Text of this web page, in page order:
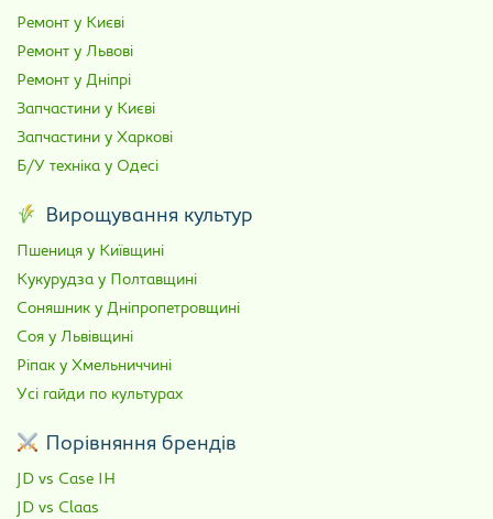
Ремонт у Києві
Ремонт у Львові
Ремонт у Дніпрі
Запчастини у Києві
Запчастини у Харкові
Б/У техніка у Одесі
Вирощування культур
Пшениця у Київщині
Кукурудза у Полтавщині
Соняшник у Дніпропетровщині
Соя у Львівщині
Ріпак у Хмельниччині
Усі гайди по культурах
Порівняння брендів
JD vs Case IH
JD vs Claas